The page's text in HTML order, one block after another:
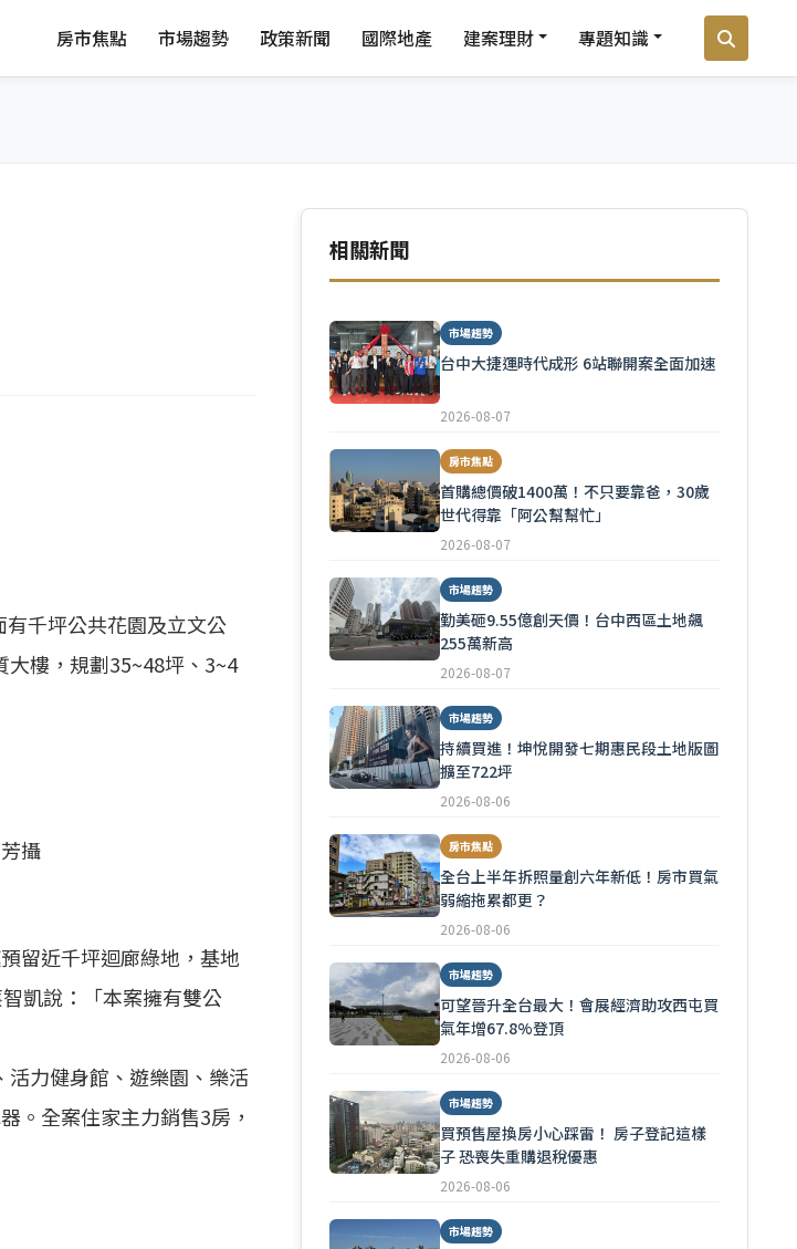
房市焦點 市場趨勢 政策新聞 國際地產 建案理財 專題知識
有千坪公共花園及立文公
樓，規劃35~48坪、3~4
攝
留近千坪迴廊綠地，基地
凱說：「本案擁有雙公
力健身館、遊樂園、樂活
。全案住家主力銷售3房，
相關新聞
市場趨勢
台中大捷運時代成形 6站聯開案全面加速
2026-08-07
房市焦點
首購總價破1400萬！不只要靠爸，30歲
世代得靠「阿公幫幫忙」
2026-08-07
市場趨勢
勤美砸9.55億創天價！台中西區土地飆
255萬新高
2026-08-07
市場趨勢
持續買進！坤悅開發七期惠民段土地版圖
擴至722坪
2026-08-06
房市焦點
全台上半年拆照量創六年新低！房市買氣
弱縮拖累都更？
2026-08-06
市場趨勢
可望晉升全台最大！會展經濟助攻西屯買
氣年增67.8%登頂
2026-08-06
市場趨勢
買預售屋換房小心踩雷！ 房子登記這樣
子 恐喪失重購退稅優惠
2026-08-06
市場趨勢